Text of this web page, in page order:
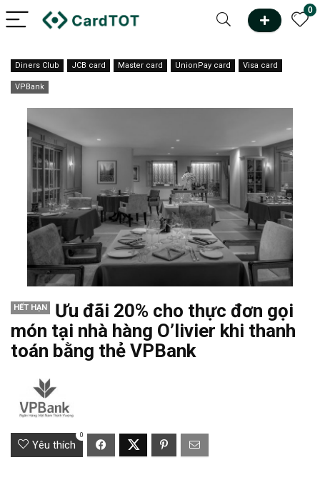
0
Diners Club JCB card Master card UnionPay card Visa card
VPBank
HẾT HẠN
Ưu đãi 20% cho thực đơn gọi
món tại nhà hàng O’livier khi thanh
toán bằng thẻ VPBank
Yêu thích
0